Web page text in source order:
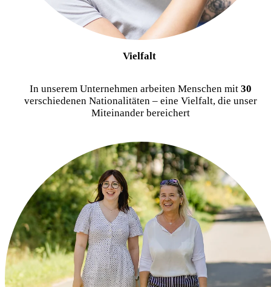
Vielfalt
In unserem Unternehmen arbeiten Menschen mit 30
verschiedenen Nationalitäten – eine Vielfalt, die unser
Miteinander bereichert